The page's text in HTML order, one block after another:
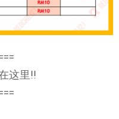
这里!!